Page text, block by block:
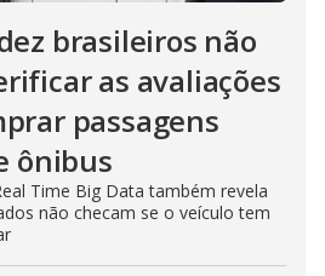
brasileiros não
as avaliações
passagens
ônibus
Time Big Data também revela
não checam se o veículo tem